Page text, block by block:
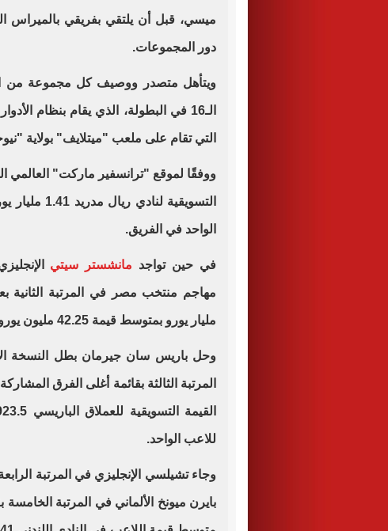
ميسي، قبل أن يلتقي بفريقي بالميراس
دور المجموعات.
ويتأهل متصدر ووصيف كل مجموعة من
الـ16 في البطولة، الذي يقام بنظام
التي تقام على ملعب "ميتلايف" بولاية "نيوجيرسي" في
ووفقًا لموقع "ترانسفير ماركت" العالمي
الواحد في الفريق.
في حين تواجد مانشستر سيتي
مليار يورو بمتوسط قيمة 42.25 مليون يورو للاعب الواحد.
وحل باريس سان جيرمان بطل النسخة
المرتبة الثالثة بقائمة أغلى الفرق
للاعب الواحد.